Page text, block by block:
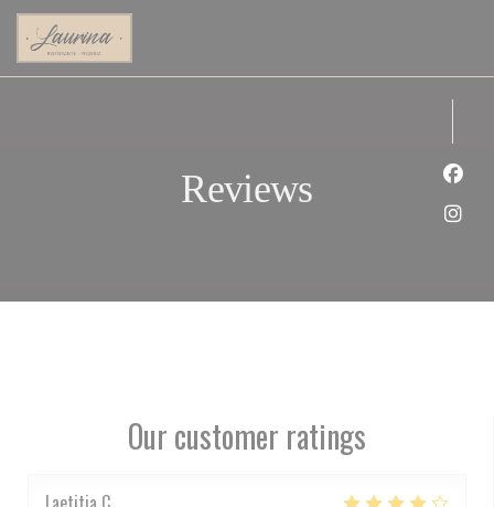
Personalizing your cookie choices
Reviews
Our customer ratings